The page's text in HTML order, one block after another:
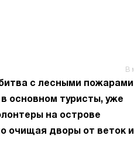
В
с лесными
основном туристы, уже
на острове
очищая дворы от веток и